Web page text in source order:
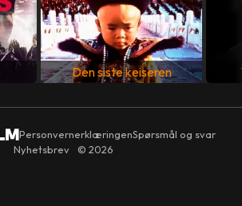
Den siste keiseren
PersonvernerklæringenSpørsmål og svar
Nyhetsbrev
© 2026